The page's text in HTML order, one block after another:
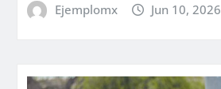
Ejemplomx Jun 10, 2026